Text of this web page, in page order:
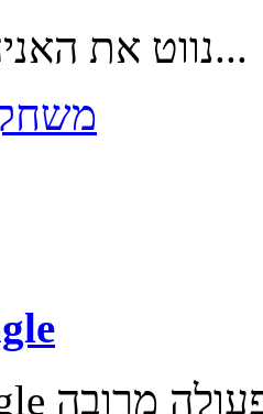
נווט את האניה שלך דרך...